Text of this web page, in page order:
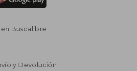
Buscalibre
y Devolución